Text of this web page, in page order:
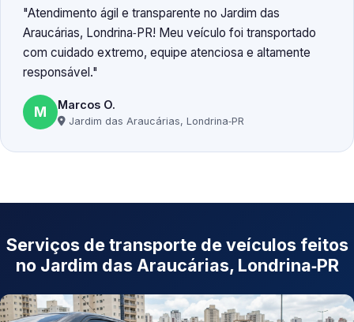
Atendimento ágil e transparente no Jardim das
Araucárias, Londrina‑PR! Meu veículo foi transportado
com cuidado extremo, equipe atenciosa e altamente
responsável.
M Marcos O.
Jardim das Araucárias, Londrina‑PR
Serviços de transporte de veículos feitos
no Jardim das Araucárias, Londrina‑PR